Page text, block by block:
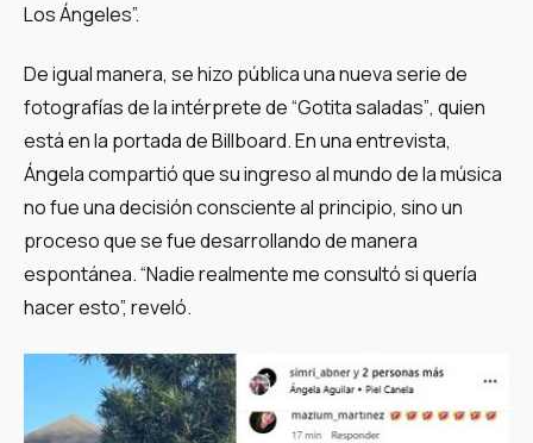
Los Ángeles”.
De igual manera, se hizo pública una nueva serie de
fotografías de la intérprete de“Gotita saladas”, quien
está en la portada deBillboard. En una entrevista,
Ángela compartió que su ingreso al mundo de la música
no fue una decisión consciente al principio, sino un
proceso que se fue desarrollando de manera
espontánea. “Nadie realmente me consultó si quería
hacer esto”, reveló.